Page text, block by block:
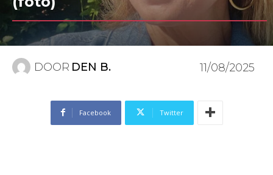
DOOR DEN B. 11/08/2025
Facebook Twitter